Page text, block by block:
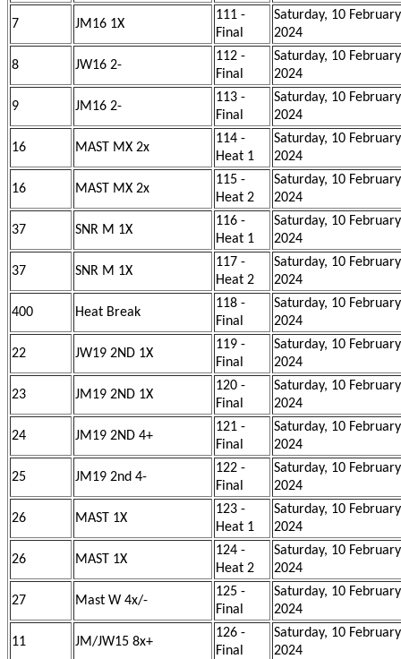
7 JM16 1X
111 -
Final
Saturday, 10 February
2024
8 JW16 2-
112 -
Final
Saturday, 10 February
2024
9 JM16 2-
113 -
Final
Saturday, 10 February
2024
16 MAST MX 2x
114 -
Heat 1
Saturday, 10 February
2024
16 MAST MX 2x
115 -
Heat 2
Saturday, 10 February
2024
37 SNR M 1X
116 -
Heat 1
Saturday, 10 February
2024
37 SNR M 1X
117 -
Heat 2
Saturday, 10 February
2024
400 Heat Break
118 -
Final
Saturday, 10 February
2024
22 JW19 2ND 1X
119 -
Final
Saturday, 10 February
2024
23 JM19 2ND 1X
120 -
Final
Saturday, 10 February
2024
24 JM19 2ND 4+
121 -
Final
Saturday, 10 February
2024
25 JM19 2nd 4-
122 -
Final
Saturday, 10 February
2024
26 MAST 1X
123 -
Heat 1
Saturday, 10 February
2024
26 MAST 1X
124 -
Heat 2
Saturday, 10 February
2024
27 Mast W 4x/-
125 -
Final
Saturday, 10 February
2024
11 JM/JW15 8x+
126 -
Final
Saturday, 10 February
2024